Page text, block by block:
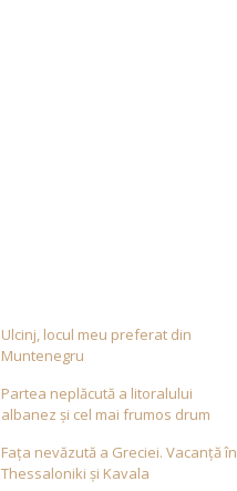
Ulcinj, locul meu preferat din
Muntenegru
Partea neplăcută a litoralului
albanez și cel mai frumos drum
Fața nevăzută a Greciei. Vacanță în
Thessaloniki și Kavala